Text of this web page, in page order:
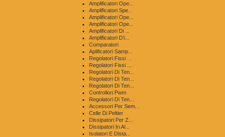
Amplificatori Ope...
Amplificatori Spe...
Amplificatori Ope...
Amplificatori Ope...
Amplificatori Di ...
Amplificatori D'i...
Comparatori
Aplificatori Samp...
Regolatori Fissi ...
Regolatori Fissi ...
Regolatori Di Ten...
Regolatori Di Ten...
Regolatori Di Ten...
Controllori Pwm
Regolatori Di Ten...
Accessori Per Sem...
Celle Di Peltier
Dissipatori Per Z...
Dissipatori In Al...
Isolatori E Dista...